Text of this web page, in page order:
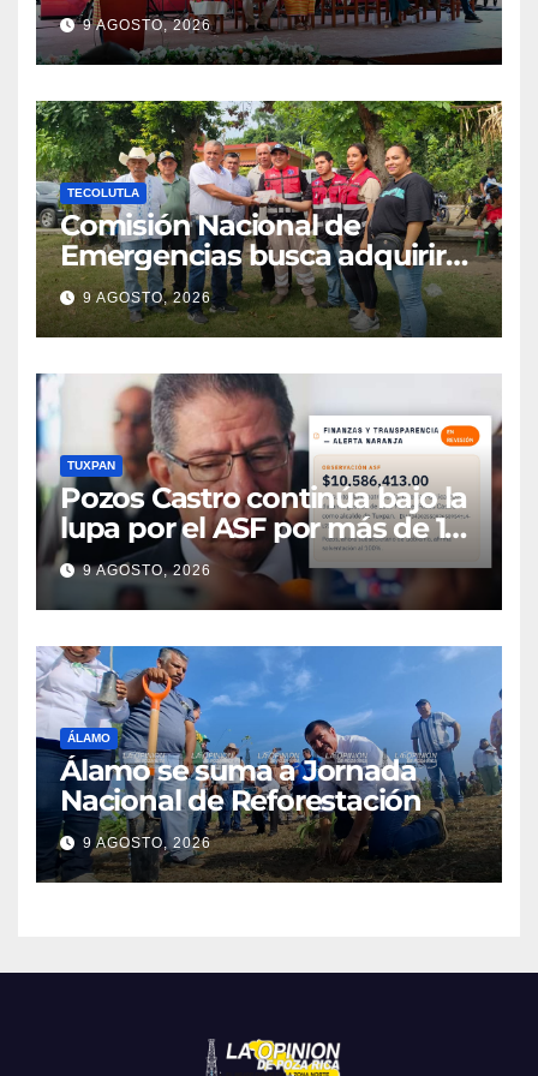
Indígenas
9 AGOSTO, 2026
TECOLUTLA
Comisión Nacional de
Emergencias busca adquirir
ambulancia para la
subdelegación de Hueytepec
9 AGOSTO, 2026
TUXPAN
Pozos Castro continúa bajo la
lupa por el ASF por más de 10
MDP
9 AGOSTO, 2026
ÁLAMO
Álamo se suma a Jornada
Nacional de Reforestación
9 AGOSTO, 2026